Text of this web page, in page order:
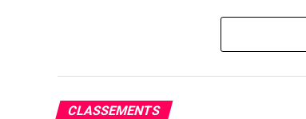
Assis devant une tonne, Sofian remporte le
CLASSEMENTS